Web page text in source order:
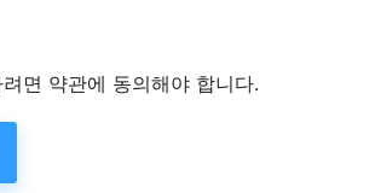
면 약관에 동의해야 합니다.